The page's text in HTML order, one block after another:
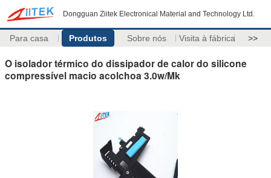
Dongguan Ziitek Electronical Material and Technology Ltd.
Para casa Produtos Sobre nós Visita à fábrica >>
O isolador térmico do dissipador de calor do silicone
compressível macio acolchoa 3.0w/Mk